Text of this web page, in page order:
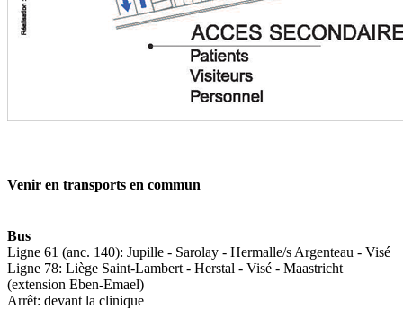
Venir en transports en commun
Bus
Ligne 61 (anc. 140): Jupille - Sarolay - Hermalle/s Argenteau - Visé
Ligne 78: Liège Saint-Lambert - Herstal - Visé - Maastricht
(extension Eben-Emael)
Arrêt: devant la clinique